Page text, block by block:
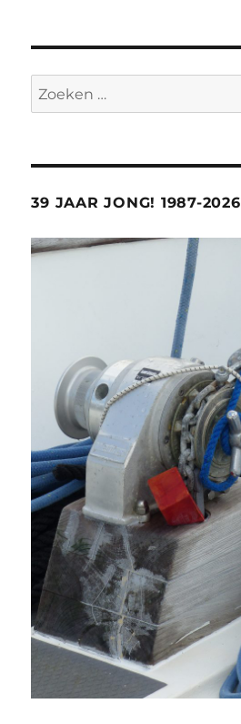
Zoeken
naar:
39 JAAR JONG! 1987-2026